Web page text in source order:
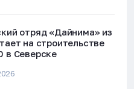
отряд «Дайнима» из
на строительстве
в Северске